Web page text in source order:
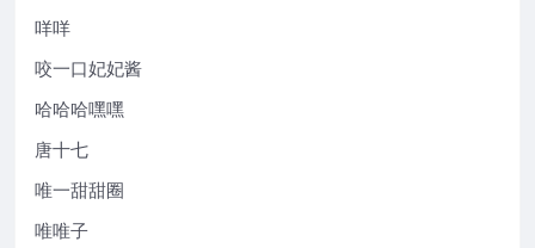
咩咩
咬一口妃妃酱
哈哈哈嘿嘿
唐十七
唯一甜甜圈
唯唯子